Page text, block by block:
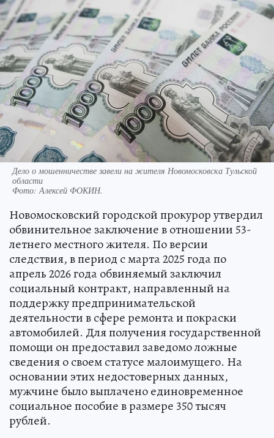
Дело о мошенничестве завели на жителя Новомосковска Тульской
области
Фото: Алексей ФОКИН.
Новомосковский городской прокурор утвердил
обвинительное заключение в отношении 53-
летнего местного жителя. По версии
следствия, в период с марта 2025 года по
апрель 2026 года обвиняемый заключил
социальный контракт, направленный на
поддержку предпринимательской
деятельности в сфере ремонта и покраски
автомобилей. Для получения государственной
помощи он предоставил заведомо ложные
сведения о своем статусе малоимущего. На
основании этих недостоверных данных,
мужчине было выплачено единовременное
социальное пособие в размере 350 тысяч
рублей.